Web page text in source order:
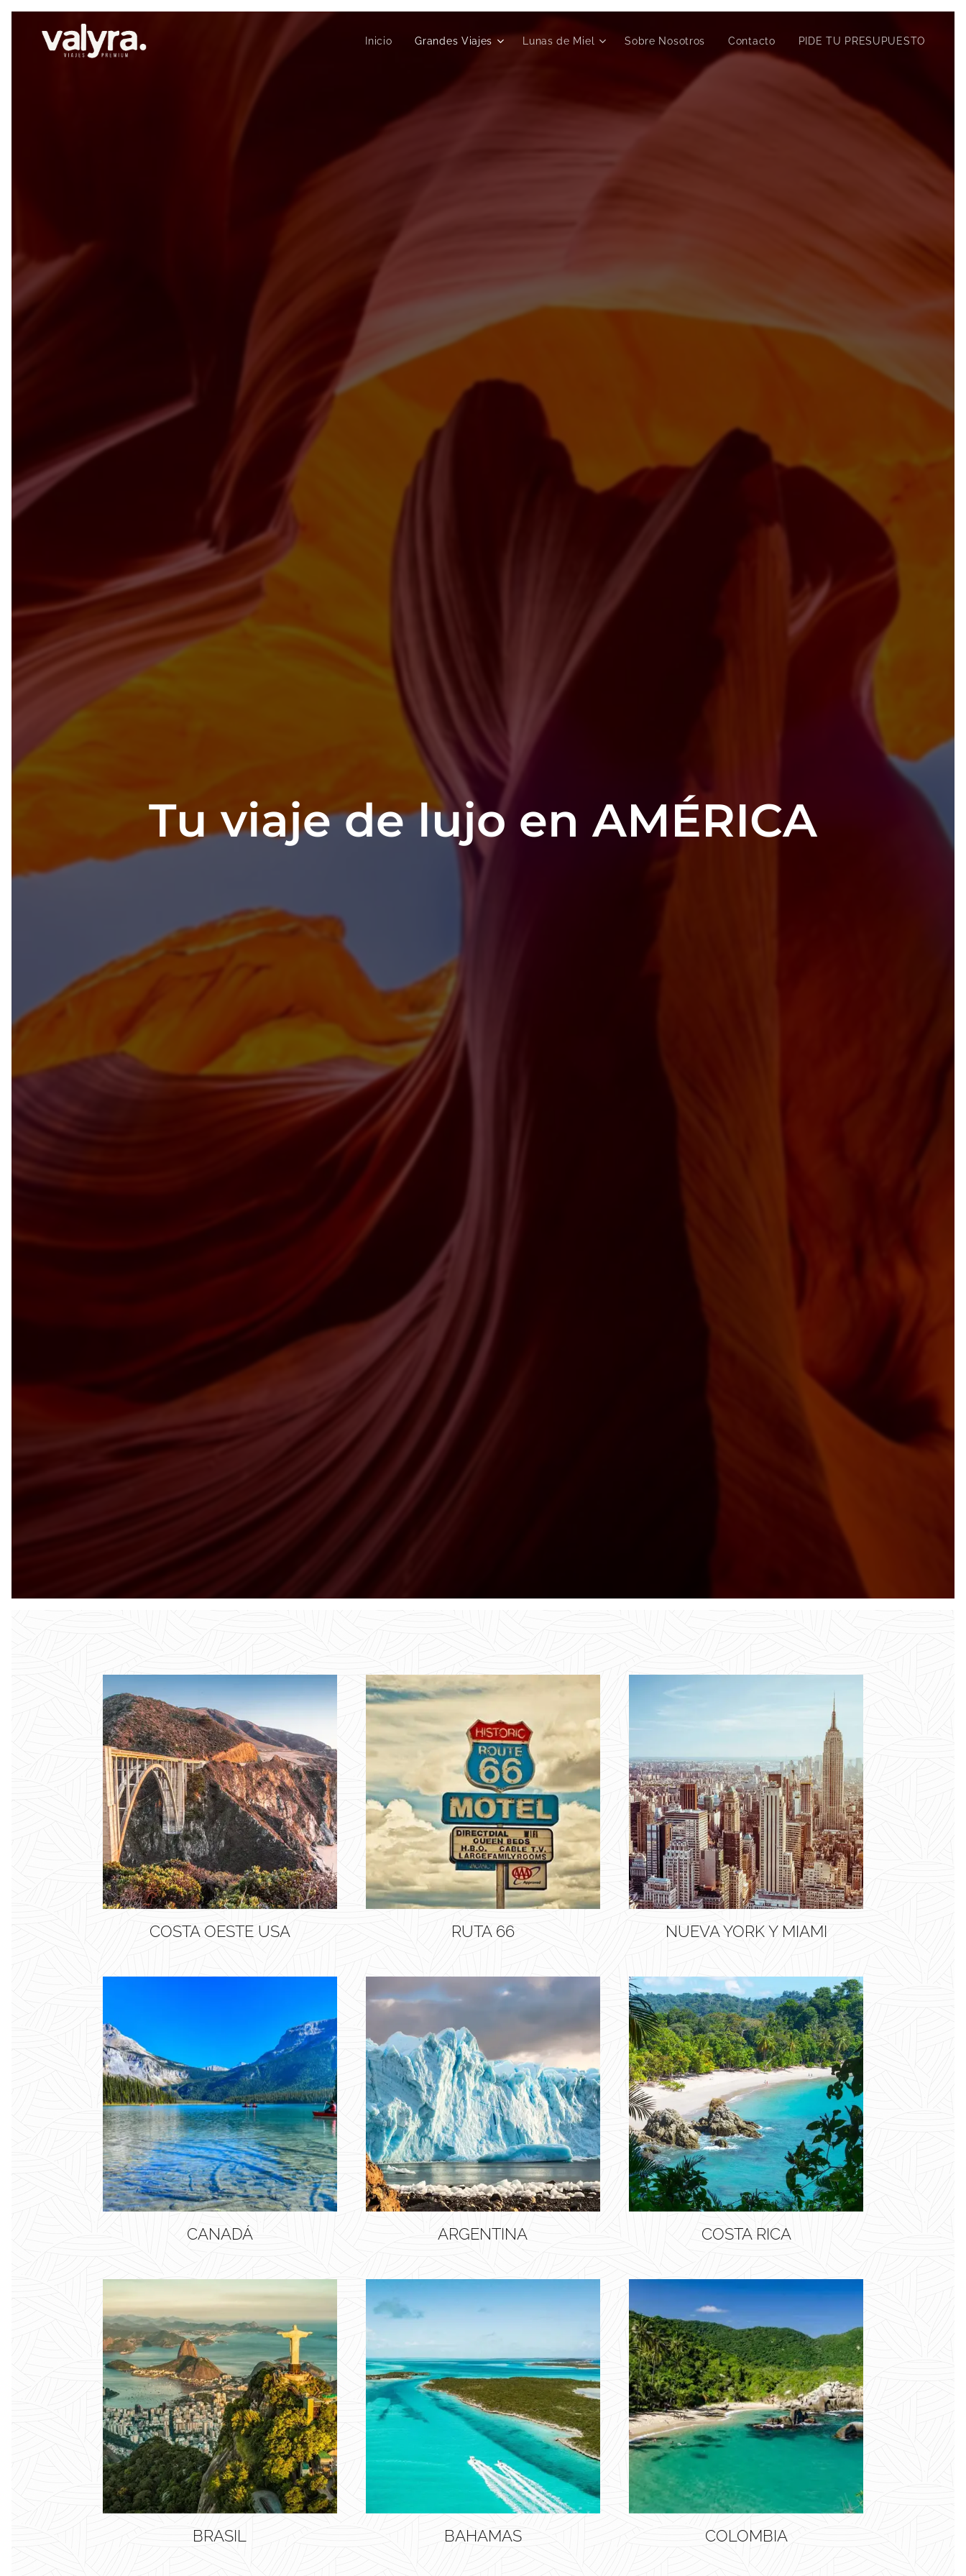
Inicio Grandes Viajes Lunas de Miel Sobre Nosotros Contacto PIDE TU PRESUPUESTO
Tu viaje de lujo en AMÉRICA
COSTA OESTE USA RUTA 66 NUEVA YORK Y MIAMI
CANADÁ ARGENTINA COSTA RICA
BRASIL BAHAMAS COLOMBIA